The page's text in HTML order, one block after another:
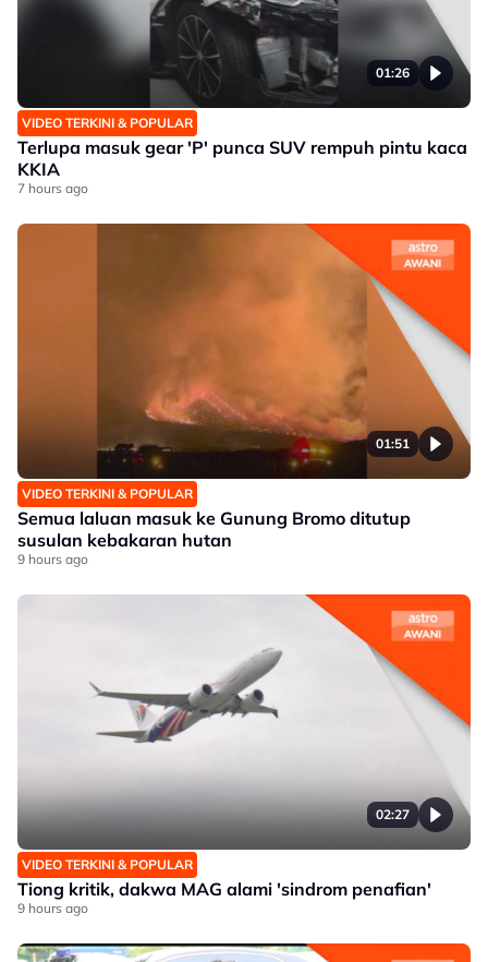
01:26
VIDEO TERKINI & POPULAR
Terlupa masuk gear 'P' punca SUV rempuh pintu kaca
KKIA
7 hours ago
01:51
VIDEO TERKINI & POPULAR
Semua laluan masuk ke Gunung Bromo ditutup
susulan kebakaran hutan
9 hours ago
02:27
VIDEO TERKINI & POPULAR
Tiong kritik, dakwa MAG alami 'sindrom penafian'
9 hours ago